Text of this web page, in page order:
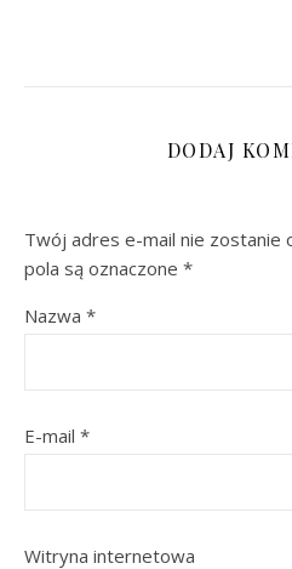
DODAJ
Twój adres e-mail nie zostanie
pola są oznaczone *
Nazwa *
E-mail *
Witryna internetowa